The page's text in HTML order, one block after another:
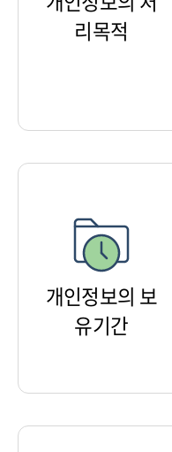
리목적
개인정보의 보
유기간